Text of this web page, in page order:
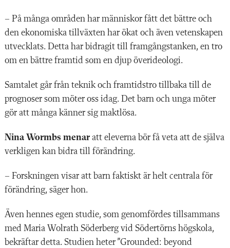
– På många områden har människor fått det bättre och
den ekonomiska tillväxten har ökat och även vetenskapen
utvecklats. Detta har bidragit till framgångstanken, en tro
om en bättre framtid som en djup överideologi.
Samtalet går från teknik och ­framtidstro tillbaka till de
prognoser som möter oss idag. Det barn och unga möter
gör att många känner sig maktlösa.
Nina Wormbs menar att eleverna bör få veta att de själva
verkligen kan bidra till förändring.
– Forskningen visar att barn faktiskt är helt centrala för
förändring, säger hon.
Även hennes egen studie, som genomfördes tillsammans
med Maria Wolrath Söderberg vid Södertörns högskola,
bekräftar detta. Studien heter ”Grounded: beyond